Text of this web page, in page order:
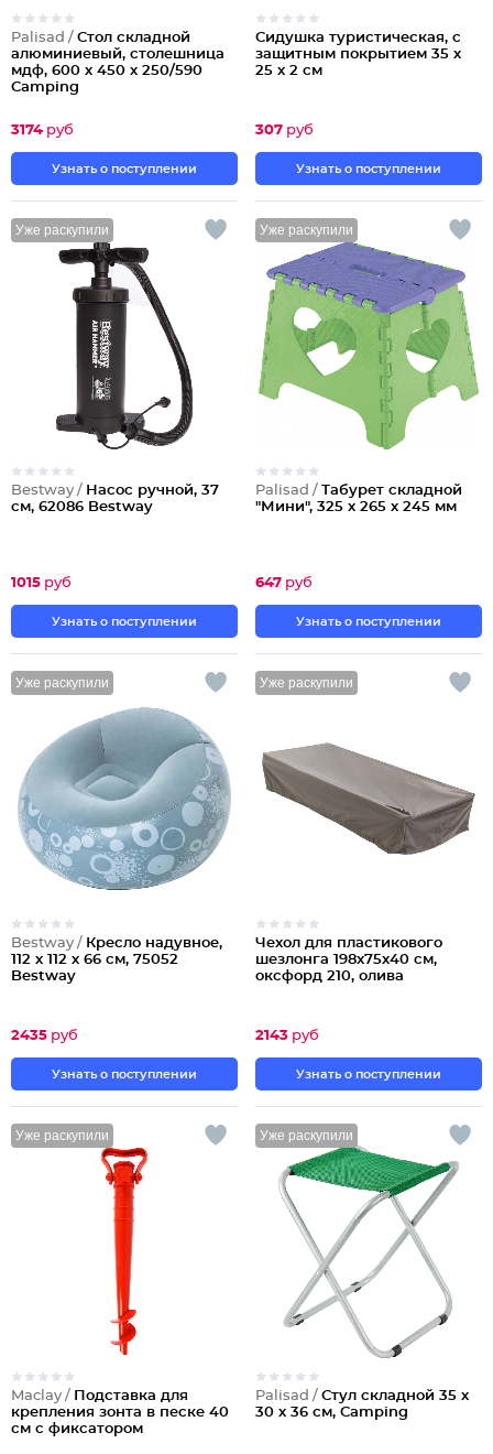
Palisad / Стол складной
алюминиевый, столешница
мдф, 600 х 450 х 250/590
Camping
3174 руб
Узнать о поступлении
Сидушка туристическая, с
защитным покрытием 35 х
25 х 2 см
307 руб
Узнать о поступлении
Уже раскупили
Bestway / Насос ручной, 37
см, 62086 Bestway
1015 руб
Узнать о поступлении
Уже раскупили
Palisad / Табурет складной
"Мини", 325 х 265 х 245 мм
647 руб
Узнать о поступлении
Уже раскупили
Bestway / Кресло надувное,
112 х 112 х 66 см, 75052
Bestway
2435 руб
Узнать о поступлении
Уже раскупили
Чехол для пластикового
шезлонга 198x75x40 см,
оксфорд 210, олива
2143 руб
Узнать о поступлении
Уже раскупили
Maclay / Подставка для
крепления зонта в песке 40
см с фиксатором
Уже раскупили
Palisad / Стул складной 35 х
30 х 36 см, Camping